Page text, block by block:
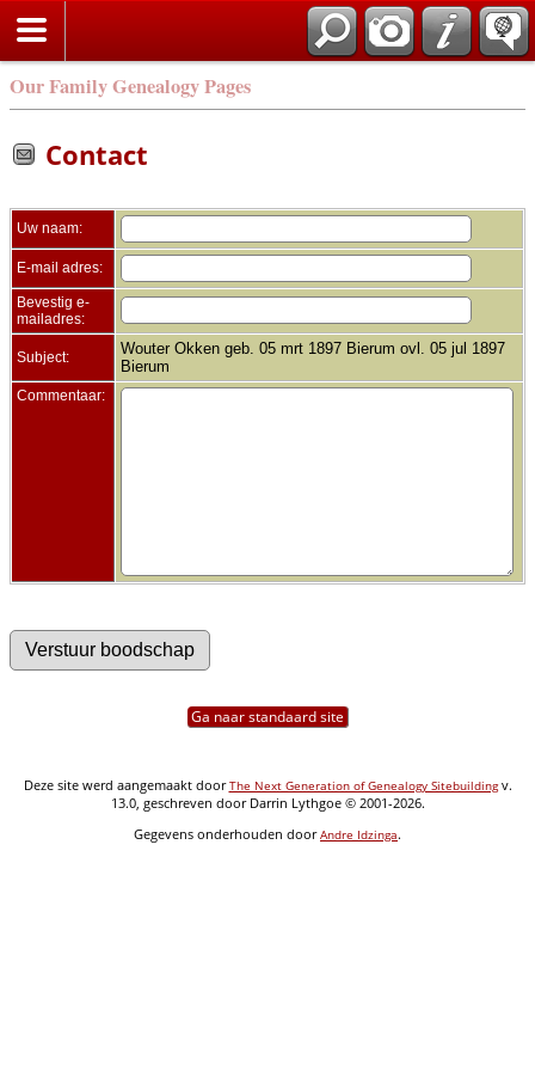
Our Family Genealogy Pages
Contact
Uw naam:
E-mail adres:
Bevestig e-
mailadres:
Subject:
Wouter Okken geb. 05 mrt 1897 Bierum ovl. 05 jul 1897
Bierum
Commentaar:
Ga naar standaard site
Deze site werd aangemaakt doorThe Next Generation of Genealogy Sitebuildingv.
13.0, geschreven door Darrin Lythgoe © 2001-2026.
Gegevens onderhouden doorAndre Idzinga.